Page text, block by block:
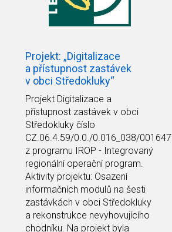
Projekt: „Digitalizace
a přístupnost zastávek
v obci Středokluky“
Projekt Digitalizace a
přístupnost zastávek v obci
Středokluky číslo
CZ.06.4.59/0.0./0.016_038/
z programu IROP - Integrovaný
regionální operační program.
Aktivity projektu: Osazení
informačních modulů na šesti
zastávkách v obci Středokluky
a rekonstrukce nevyhovujícího
chodníku. Na projekt byla